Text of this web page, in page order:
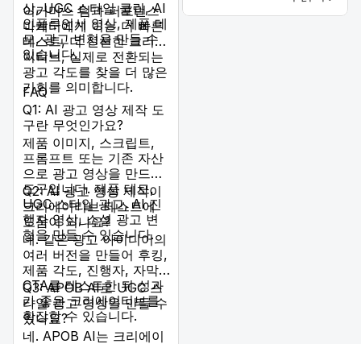
상, UGC 스타일 클립, AI
인플루언서 영상, 제품 데
모, 광고 변형을 만들 수
있습니다.
이커머스 팀과 퍼포먼스
마케터에게 이는 더 빠른
테스트, 더 신선한 크리에
이티브, 실제로 전환되는
광고 각도를 찾을 더 많은
기회를 의미합니다.
FAQ
Q1: AI 광고 영상 제작 도
구란 무엇인가요?
제품 이미지, 스크립트,
프롬프트 또는 기존 자산
으로 광고 영상을 만드는
도구입니다. 제품 데모,
UGC 스타일 광고, AI 진
행자 영상, 소셜 광고 변
형을 만들 수 있습니다.
Q2: AI 광고 영상 제작이
크리에이티브 테스트에
도움이 되나요?
네. 같은 광고 아이디어의
여러 버전을 만들어 후킹,
제품 각도, 진행자, 자막,
CTA를 테스트한 뒤 성과
가 좋은 크리에이티브를
확장할 수 있습니다.
Q3: APOB AI로 UGC 스
타일 광고 영상을 만들 수
있나요?
네. APOB AI는 크리에이
Jasper, Copy.ai), AI 비
디오 편집 소프트웨어(예: